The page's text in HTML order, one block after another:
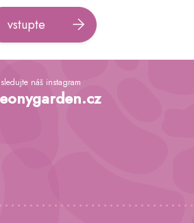
vstupte
sledujte náš instagram